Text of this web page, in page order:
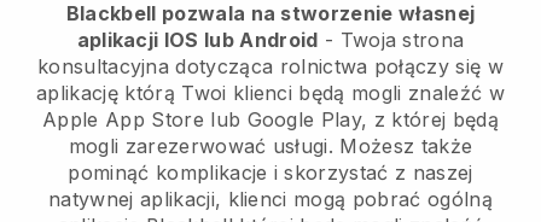
Blackbell pozwala na stworzenie własnej
aplikacji IOS lub Android - Twoja strona
konsultacyjna dotycząca rolnictwa połączy się w
aplikację którą Twoi klienci będą mogli znaleźć w
Apple App Store lub Google Play, z której będą
mogli zarezerwować usługi. Możesz także
pominąć komplikacje i skorzystać z naszej
natywnej aplikacji, klienci mogą pobrać ogólną